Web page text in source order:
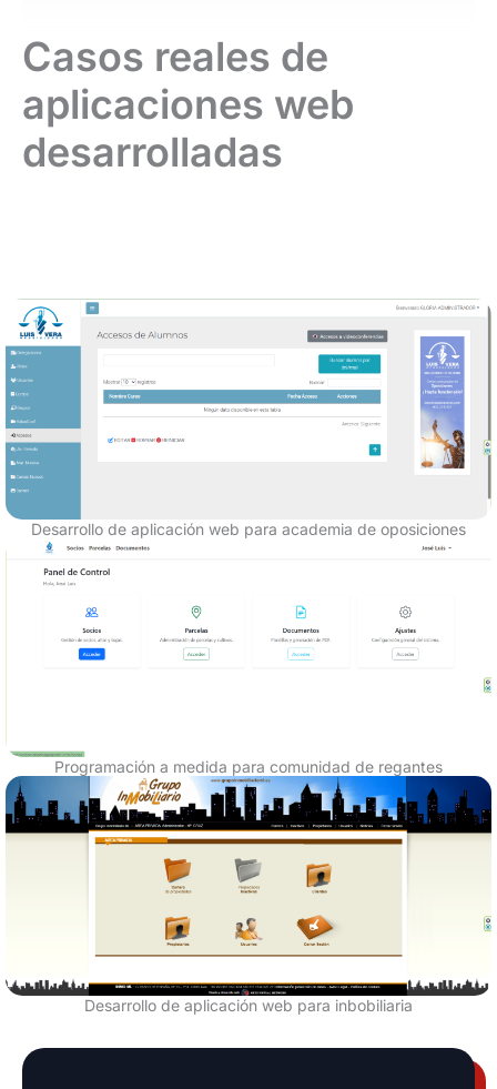
Casos reales de
aplicaciones web
desarrolladas
Desarrollo de aplicación web para academia de oposiciones
Programación a medida para comunidad de regantes
Desarrollo de aplicación web para inbobiliaria